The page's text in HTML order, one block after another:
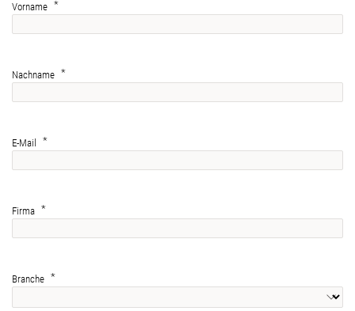
Vorname
Nachname
E-Mail
Firma
Branche